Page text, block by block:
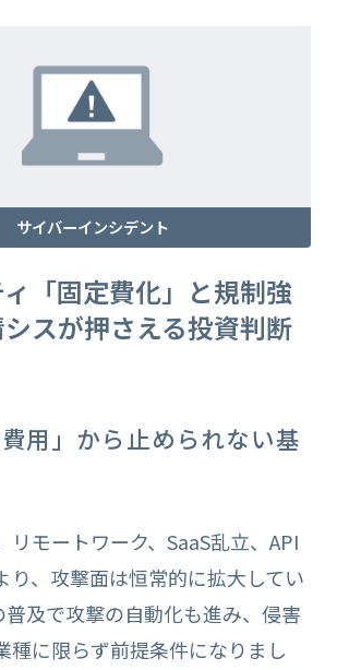
サイバーインシデント
「固定費化」と規制強
スが押さえる投資判断
費用」から止められない基
リモートワーク、SaaS乱立、API
り、攻撃面は恒常的に拡大してい
普及で攻撃の自動化も進み、侵害
種に限らず前提条件になりまし